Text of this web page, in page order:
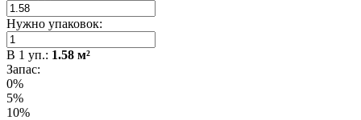
Нужно упаковок:
В 1 уп.: 1.58 м²
Запас:
0%
5%
10%